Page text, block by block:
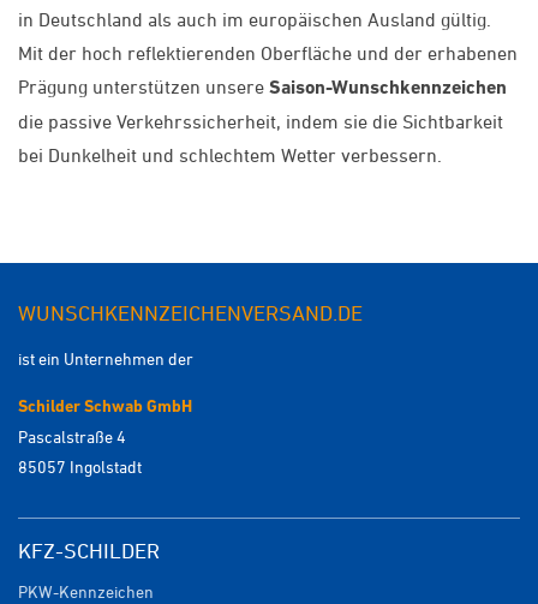
in Deutschland als auch im europäischen Ausland gültig.
Mit der hoch reflektierenden Oberfläche und der erhabenen
Prägung unterstützen unsere Saison-Wunschkennzeichen
die passive Verkehrssicherheit, indem sie die Sichtbarkeit
bei Dunkelheit und schlechtem Wetter verbessern.
WUNSCHKENNZEICHENVERSAND.DE
ist ein Unternehmen der
Schilder Schwab GmbH
Pascalstraße 4
85057 Ingolstadt
KFZ-SCHILDER
PKW-Kennzeichen